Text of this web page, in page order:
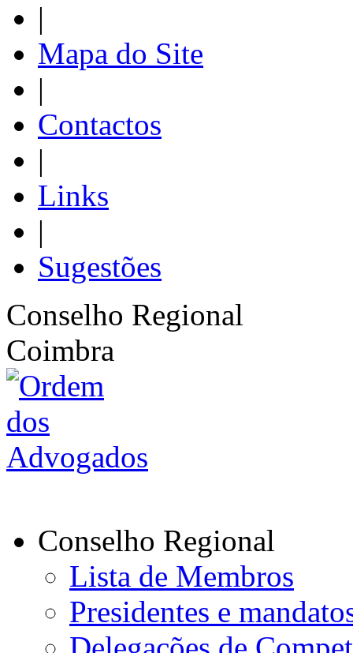
|
Mapa do Site
|
Contactos
|
Links
|
Sugestões
Conselho Regional
Coimbra
Conselho Regional
Lista de Membros
Presidentes e